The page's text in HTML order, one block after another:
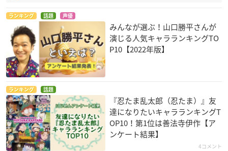
ランキング 話題 声優
みんなが選ぶ！山口勝平さんが
演じる人気キャラランキングTO
P10【2022年版】
ランキング 話題
『忍たま乱太郎（忍たま）』友
達になりたいキャラランキングT
OP10！第1位は善法寺伊作【ア
ンケート結果】
4コメント